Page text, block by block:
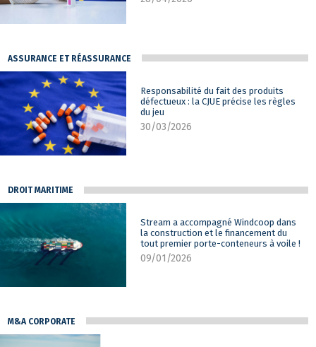
ASSURANCE ET RÉASSURANCE
Responsabilité du fait des produits
défectueux : la CJUE précise les règles
du jeu
30/03/2026
DROIT MARITIME
Stream a accompagné Windcoop dans
la construction et le financement du
tout premier porte-conteneurs à voile !
09/01/2026
M&A CORPORATE